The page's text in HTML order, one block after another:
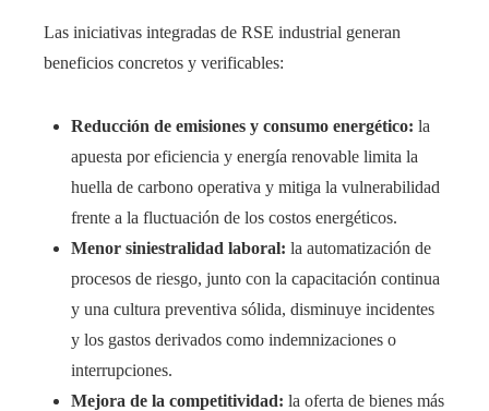
Las iniciativas integradas de RSE industrial generan
beneficios concretos y verificables:
Reducción de emisiones y consumo energético: la
apuesta por eficiencia y energía renovable limita la
huella de carbono operativa y mitiga la vulnerabilidad
frente a la fluctuación de los costos energéticos.
Menor siniestralidad laboral: la automatización de
procesos de riesgo, junto con la capacitación continua
y una cultura preventiva sólida, disminuye incidentes
y los gastos derivados como indemnizaciones o
interrupciones.
Mejora de la competitividad: la oferta de bienes más